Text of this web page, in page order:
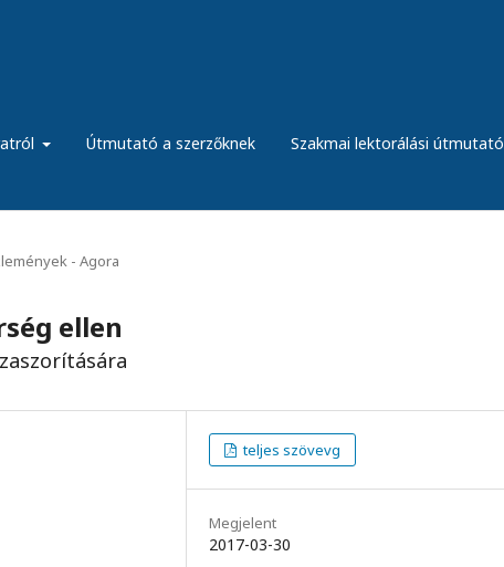
Útmutató a szerzőknek Szakmai lektorálási útmutató
- Agora
ellen
teljes szövevg
Megjelent
2017-03-30